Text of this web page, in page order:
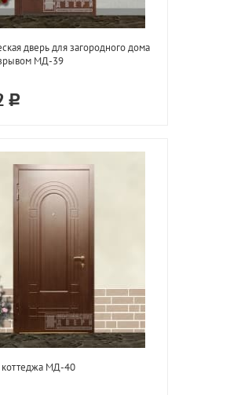
дверь для загородного дома
МД-39
коттеджа МД-40